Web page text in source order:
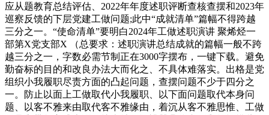
应从题教育总结评估、2022年年度述职评断查核查摆和2023年
巡察反馈的下层党建工做问题;此中“成就清单”篇幅不得跨越
三分之一。“使命清单”要明白2024年工做述职演讲 聚烯烃一
部第X党支部X （总要求：述职演讲总结成就的篇幅一般不跨
越三分之一，字数必需节制正在3000字摆布，一键下载。避免
勤奋标的目的和改良办法大而化之、不具体难落实。出格是党
组织小我履职尽责方面的凸起问题，查摆问题不少于四分之
一。防止以面上工做取代小我履职、以下面问题取代本身问
题、以客不雅来由取代客不雅缘由，着沉从客不雅思惟、工做